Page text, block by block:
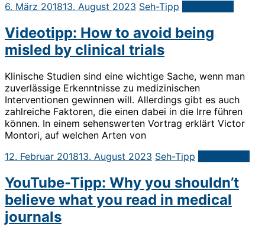
6. März 201813. August 2023 Seh-Tipp
Videotipp: How to avoid being
misled by clinical trials
Klinische Studien sind eine wichtige Sache, wenn man
zuverlässige Erkenntnisse zu medizinischen
Interventionen gewinnen will. Allerdings gibt es auch
zahlreiche Faktoren, die einen dabei in die Irre führen
können. In einem sehenswerten Vortrag erklärt Victor
Montori, auf welchen Arten von
12. Februar 201813. August 2023 Seh-Tipp
YouTube-Tipp: Why you shouldn’t
believe what you read in medical
journals